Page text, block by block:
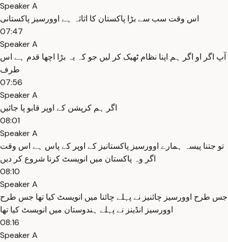
Speaker A
اس وقت سب سے بڑا پاکستان کا اثاثہ ہے اوورسیز پاکستانی
07:47
Speaker A
آپ اگر او اگر ہم اپنا نظام ٹھیک کر لیں جو کہ یہ بڑا اچھا قدم ہے اس
طرف
07:56
Speaker A
اگر ہم کرپشن کے اوپر قابو پا جائیں
08:01
Speaker A
تو جتنا پیسہ ہمارے اوورسیز پاکستانیز کے اوپر کے پاس ہے اس وقت
اگر وہ پاکستان میں انویسٹ کرنا شروع کر دیں
08:10
Speaker A
جس طرح اوورسیز چائنیز نے پہلے چائنا میں انویسٹ کیا تھا جس طرح
اوورسیز انڈینز نے پہلے ہندوستان میں انویسٹ کیا تھا
08:16
Speaker A